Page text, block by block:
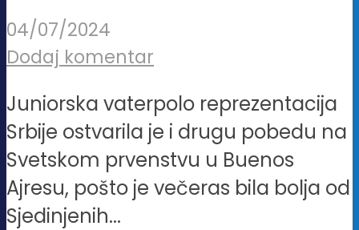
04/07/2024
Dodaj komentar
Juniorska vaterpolo reprezentacija
Srbije ostvarila je i drugu pobedu na
Svetskom prvenstvu u Buenos
Ajresu, pošto je večeras bila bolja od
Sjedinjenih...